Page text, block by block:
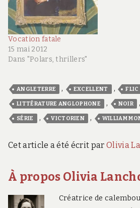
Vocation fatale
15 mai 2012
Dans "Polars, thrillers"
ANGLETERRE , EXCELLENT , FLIC
LITTÉRATURE ANGLOPHONE , NOIR ,
SÉRIE , VICTORIEN , WILLIAM
Cet article a été écrit par Olivia
À propos Olivia
Créatrice de